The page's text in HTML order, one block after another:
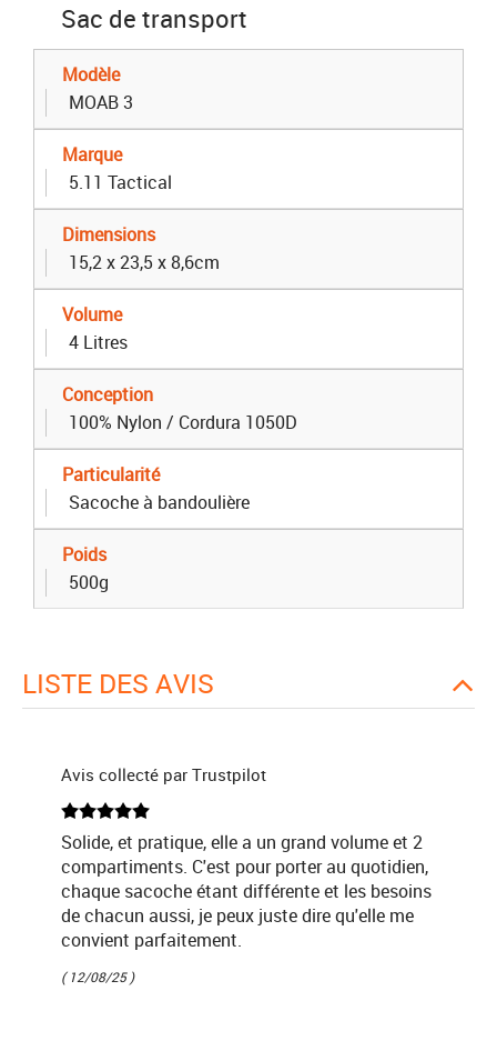
Sac de transport
Modèle
MOAB 3
Marque
5.11 Tactical
Dimensions
15,2 x 23,5 x 8,6cm
Volume
4 Litres
Conception
100% Nylon / Cordura 1050D
Particularité
Sacoche à bandoulière
Poids
500g
LISTE DES AVIS
Avis collecté par Trustpilot
Solide, et pratique, elle a un grand volume et 2
compartiments. C'est pour porter au quotidien,
chaque sacoche étant différente et les besoins
de chacun aussi, je peux juste dire qu'elle me
convient parfaitement.
( 12/08/25 )